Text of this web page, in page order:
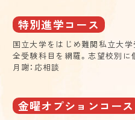
特別進学コース
国立大学をはじめ難関私立大学
全受験科目を網羅。志望校別に
月謝：応相談
金曜オプションコース